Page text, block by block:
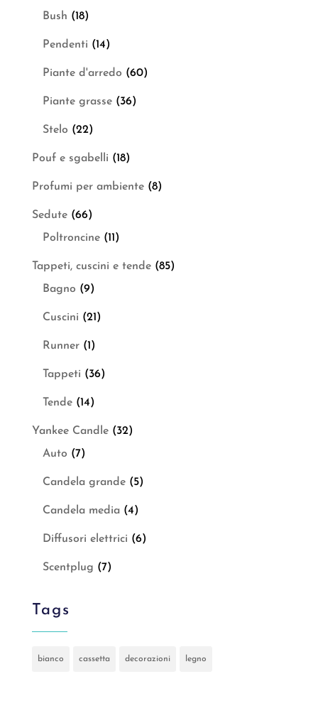
Bush (18)
Pendenti (14)
Piante d'arredo (60)
Piante grasse (36)
Stelo (22)
Pouf e sgabelli (18)
Profumi per ambiente (8)
Sedute (66)
Poltroncine (11)
Tappeti, cuscini e tende (85)
Bagno (9)
Cuscini (21)
Runner (1)
Tappeti (36)
Tende (14)
Yankee Candle (32)
Auto (7)
Candela grande (5)
Candela media (4)
Diffusori elettrici (6)
Scentplug (7)
Tags
bianco cassetta decorazioni legno